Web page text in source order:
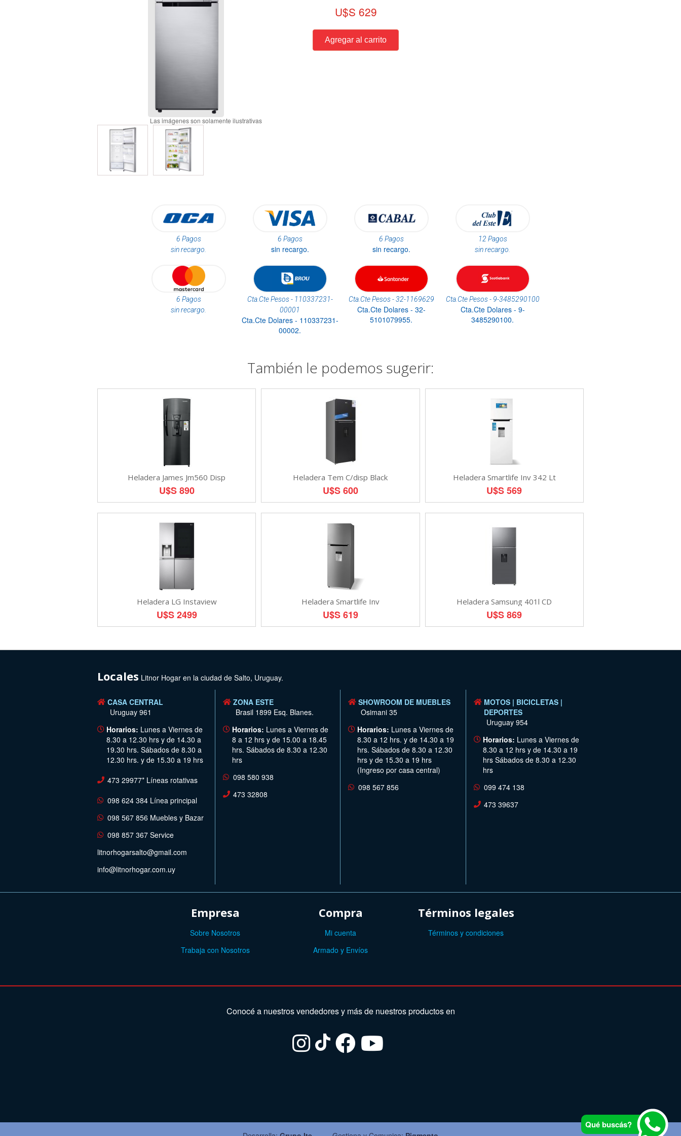
U$S 629
6 Pagos
sin recargo.
6 Pagos
sin recargo.
6 Pagos
sin recargo.
12 Pagos
sin recargo.
6 Pagos
sin recargo.
Cta.Cte Pesos - 110337231-
00001
Cta.Cte Dolares - 110337231-
00002.
Cta.Cte Pesos - 32-1169629
Cta.Cte Dolares - 32-
5101079955.
Cta.Cte Pesos - 9-3485290100
Cta.Cte Dolares - 9-
3485290100.
También le podemos sugerir:
Heladera James Jm560 Disp
U$S 890
Heladera Tem C/disp Black
U$S 600
Heladera Smartlife Inv 342 Lt
U$S 569
Heladera LG Instaview
U$S 2499
Heladera Smartlife Inv
U$S 619
Heladera Samsung 401l CD
U$S 869
Locales Litnor Hogar en la ciudad de Salto, Uruguay.
CASA CENTRAL
Uruguay 961
Horarios: Lunes a Viernes de
8.30 a 12.30 hrs y de 14.30 a
19.30 hrs. Sábados de 8.30 a
12.30 hrs. y de 15.30 a 19 hrs
473 29977* Líneas rotativas
098 624 384 Línea principal
098 567 856 Muebles y Bazar
098 857 367 Service
litnorhogarsalto@gmail.com
info@litnorhogar.com.uy
ZONA ESTE
Brasil 1899 Esq. Blanes.
Horarios: Lunes a Viernes de
8 a 12 hrs y de 15.00 a 18.45
hrs. Sábados de 8.30 a 12.30
hrs
098 580 938
473 32808
SHOWROOM DE MUEBLES
Osimani 35
Horarios: Lunes a Viernes de
8.30 a 12 hrs. y de 14.30 a 19
hrs. Sábados de 8.30 a 12.30
hrs y de 15.30 a 19 hrs
(Ingreso por casa central)
098 567 856
MOTOS | BICICLETAS |
DEPORTES
Uruguay 954
Horarios: Lunes a Viernes de
8.30 a 12 hrs y de 14.30 a 19
hrs Sábados de 8.30 a 12.30
hrs
099 474 138
473 39637
Empresa
Sobre Nosotros
Trabaja con Nosotros
Compra
Mi cuenta
Armado y Envíos
Términos legales
Términos y condiciones
Conocé a nuestros vendedores y más de nuestros productos en
Qué buscás?